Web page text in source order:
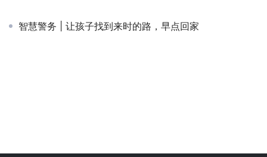
智慧警务 | 让孩子找到来时的路，早点回家